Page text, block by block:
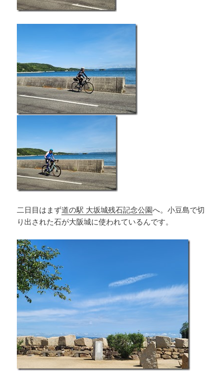
二日目はまず道の駅 大坂城残石記念公園へ。小豆島で切
り出された石が大阪城に使われているんです。